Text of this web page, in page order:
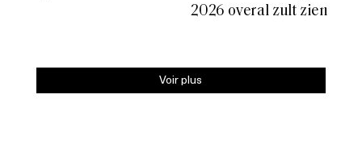
2026 overal zult zien
Voir plus